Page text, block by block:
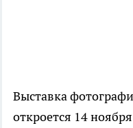
Выставка
откроется 14